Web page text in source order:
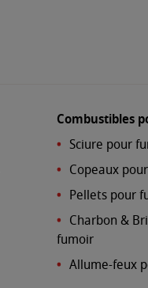
Combustibles
Sciure pour
Copeaux
Pellets pour
Charbon &
fumoir
Allume-feux